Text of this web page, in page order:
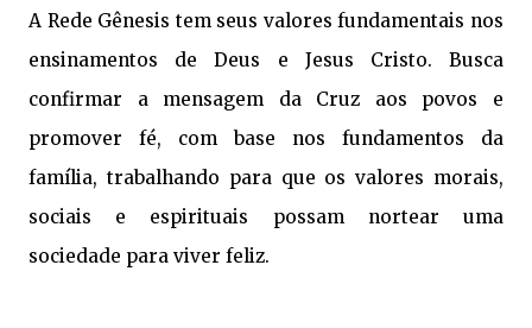
A Rede Gênesis tem seus valores fundamentais nos
ensinamentos de Deus e Jesus Cristo. Busca
confirmar a mensagem da Cruz aos povos e
promover fé, com base nos fundamentos da
família, trabalhando para que os valores morais,
sociais e espirituais possam nortear uma
sociedade para viver feliz.